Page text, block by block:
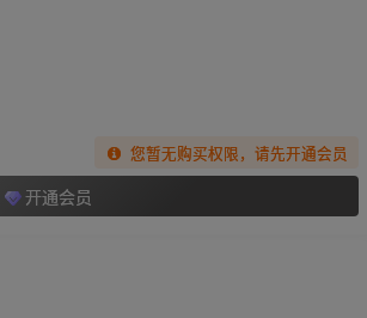
您暂无购买权限，请先开通会员
开通会员